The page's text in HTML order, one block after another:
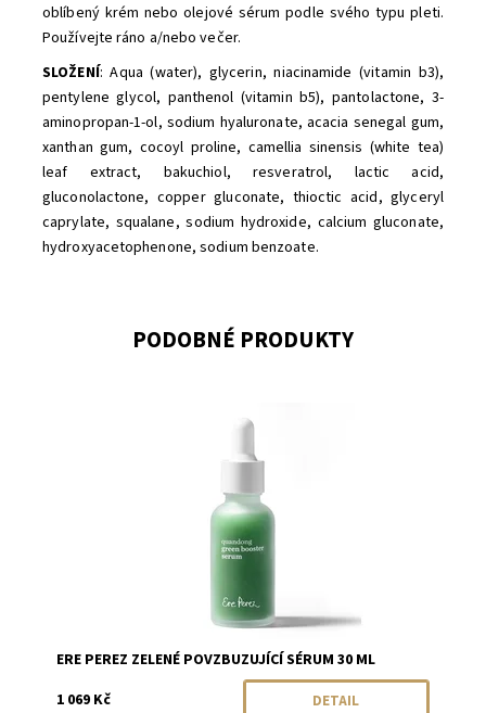
oblíbený krém nebo olejové sérum podle svého typu pleti.
Používejte ráno a/nebo večer.
SLOŽENÍ: Aqua (water), glycerin, niacinamide (vitamin b3),
pentylene glycol, panthenol (vitamin b5), pantolactone, 3-
aminopropan-1-ol, sodium hyaluronate, acacia senegal gum,
xanthan gum, cocoyl proline, camellia sinensis (white tea)
leaf extract, bakuchiol, resveratrol, lactic acid,
gluconolactone, copper gluconate, thioctic acid, glyceryl
caprylate, squalane, sodium hydroxide, calcium gluconate,
hydroxyacetophenone, sodium benzoate.
PODOBNÉ PRODUKTY
ERE PEREZ ZELENÉ POVZBUZUJÍCÍ SÉRUM 30 ML
1 069 Kč
DETAIL